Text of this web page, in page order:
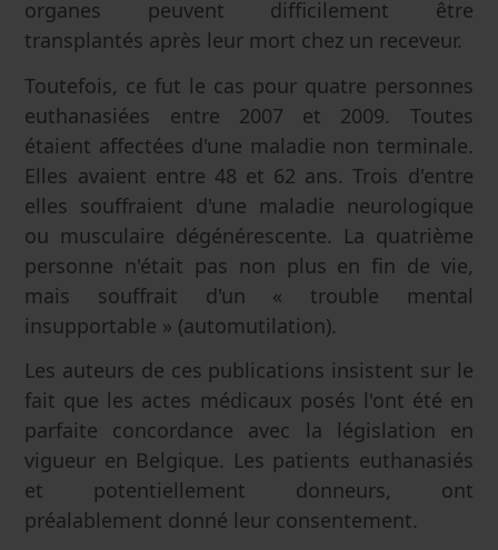
organes peuvent difficilement être
transplantés après leur mort chez un receveur.
Toutefois, ce fut le cas pour quatre personnes
euthanasiées entre 2007 et 2009. Toutes
étaient affectées d'une maladie non terminale.
Elles avaient entre 48 et 62 ans. Trois d'entre
elles souffraient d'une maladie neurologique
ou musculaire dégénérescente. La quatrième
personne n'était pas non plus en fin de vie,
mais souffrait d'un « trouble mental
insupportable » (automutilation).
Les auteurs de ces publications insistent sur le
fait que les actes médicaux posés l'ont été en
parfaite concordance avec la législation en
vigueur en Belgique. Les patients euthanasiés
et potentiellement donneurs, ont
préalablement donné leur consentement.